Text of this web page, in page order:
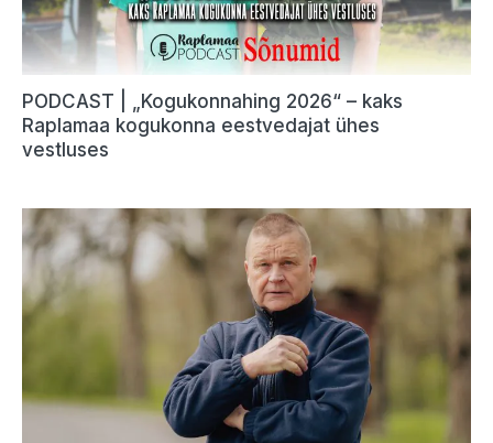
PODCAST | „Kogukonnahing 2026“ – kaks
Raplamaa kogukonna eestvedajat ühes
vestluses